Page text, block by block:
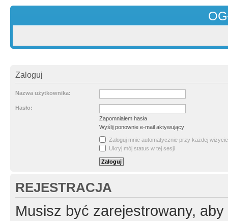
Zaloguj
Nazwa użytkownika:
Hasło:
Zapomniałem hasła
Wyślij ponownie e-mail aktywujący
Zaloguj mnie automatycznie przy każdej wizycie
Ukryj mój status w tej sesji
REJESTRACJA
Musisz być zarejestrowany,